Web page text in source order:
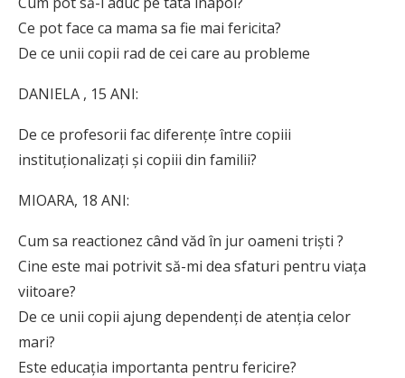
Ce pot face ca mama sa fie mai fericita?
De ce unii copii rad de cei care au probleme
DANIELA , 15 ANI:
De ce profesorii fac diferențe între copiii
instituționalizați și copiii din familii?
MIOARA, 18 ANI:
Cum sa reactionez când văd în jur oameni triști ?
Cine este mai potrivit să-mi dea sfaturi pentru viața
viitoare?
De ce unii copii ajung dependenți de atenția celor
mari?
Este educația importanta pentru fericire?